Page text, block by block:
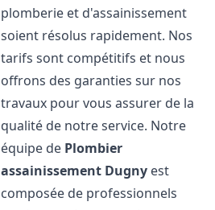
plomberie et d'assainissement
soient résolus rapidement. Nos
tarifs sont compétitifs et nous
offrons des garanties sur nos
travaux pour vous assurer de la
qualité de notre service. Notre
équipe de Plombier
assainissement Dugny est
composée de professionnels